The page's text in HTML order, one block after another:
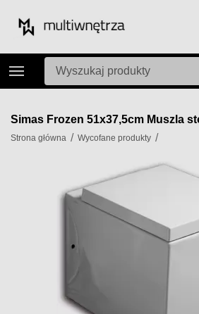
Simas Frozen 51x37,5cm Muszla
Strona główna / Wycofane produkty /